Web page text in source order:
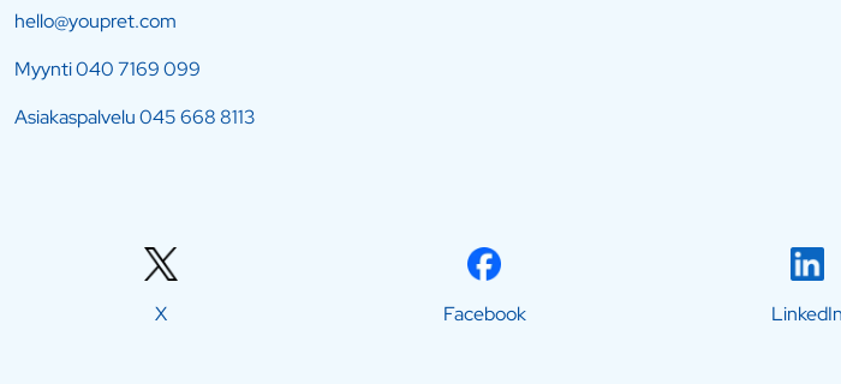
hello@youpret.com
Myynti040 7169 099
Asiakaspalvelu045 668 8113
X Facebook LinkedIn